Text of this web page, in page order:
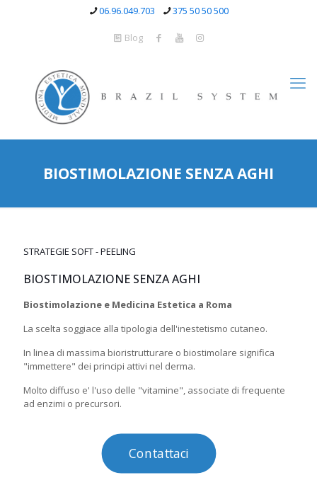
06.96.049.703 375 50 50 500
Blog
BIOSTIMOLAZIONE SENZA AGHI
STRATEGIE SOFT - PEELING
BIOSTIMOLAZIONE SENZA AGHI
Biostimolazione e Medicina Estetica a Roma
La scelta soggiace alla tipologia dell'inestetismo cutaneo.
In linea di massima bioristrutturare o biostimolare significa
"immettere" dei principi attivi nel derma.
Molto diffuso e' l'uso delle "vitamine", associate di frequente
ad enzimi o precursori.
Contattaci